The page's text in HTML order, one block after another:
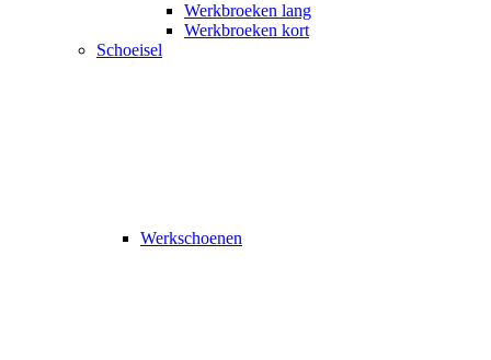
Werkbroeken lang
Werkbroeken kort
Schoeisel
Werkschoenen